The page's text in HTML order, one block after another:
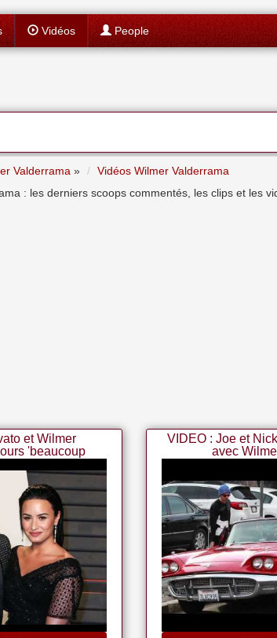
Vidéos People
Valderrama »
Vidéos Wilmer Valderrama
: les derniers scoops commentés, les clips et les
et Wilmer
'beaucoup
VIDEO : Joe et
avec